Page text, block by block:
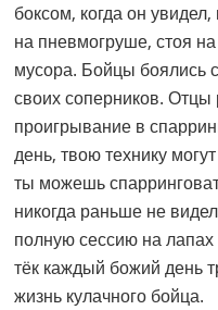
боксом, когда он
на пневмогруше, стоя
мусора. Бойцы боялись
своих соперников. Отцы
проигрывание в
день, твою технику
ты можешь
никогда раньше не
полную сессию на
тёк каждый божий день
жизнь кулачного бойца.